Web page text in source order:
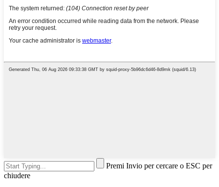
Premi Invio per cercare o ESC per
chiudere